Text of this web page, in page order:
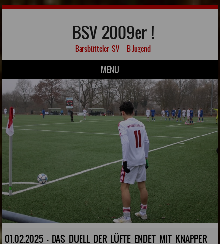
BSV 2009er !
Barsbütteler SV – B-Jugend
MENU
Skip to content
01.02.2025 - DAS DUELL DER LÜFTE ENDET MIT KNAPPER